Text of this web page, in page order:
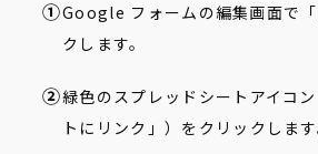
Google フォームの編集画面で
クします。
緑色のスプレッドシートアイコ
トにリンク」）をクリックします